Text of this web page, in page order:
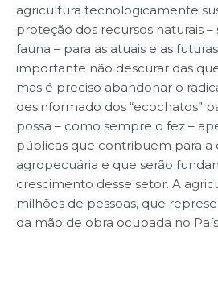
agricultura tecnologicamente
proteção dos recursos naturais –
fauna – para as atuais e as
importante não descurar das
mas é preciso abandonar o
desinformado dos “ecochatos”
possa – como sempre o fez –
públicas que contribuem para a
agropecuária e que serão
crescimento desse setor. A
milhões de pessoas, que
da mão de obra ocupada no